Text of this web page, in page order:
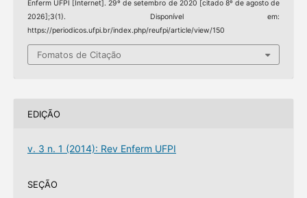
Enferm UFPI [Internet]. 29º de setembro de 2020 [citado 8º de agosto de
2026];3(1). Disponível em:
https://periodicos.ufpi.br/index.php/reufpi/article/view/150
Fomatos de Citação
EDIÇÃO
v. 3 n. 1 (2014): Rev Enferm UFPI
SEÇÃO